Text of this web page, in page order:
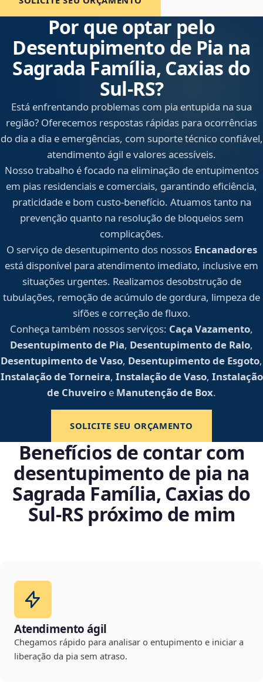
Por que optar pelo
Desentupimento de Pia na
Sagrada Família, Caxias do
Sul‑RS?
Está enfrentando problemas com pia entupida na sua
região? Oferecemos respostas rápidas para ocorrências
do dia a dia e emergências, com suporte técnico confiável,
atendimento ágil e valores acessíveis.
Nosso trabalho é focado na eliminação de entupimentos
em pias residenciais e comerciais, garantindo eficiência,
praticidade e bom custo-benefício. Atuamos tanto na
prevenção quanto na resolução de bloqueios sem
complicações.
O serviço de desentupimento dos nossos Encanadores
está disponível para atendimento imediato, inclusive em
situações urgentes. Realizamos desobstrução de
tubulações, remoção de acúmulo de gordura, limpeza de
sifões e correção de fluxo.
Conheça também nossos serviços: Caça Vazamento,
Desentupimento de Pia, Desentupimento de Ralo,
Desentupimento de Vaso, Desentupimento de Esgoto,
Instalação de Torneira, Instalação de Vaso, Instalação
de Chuveiro e Manutenção de Box.
SOLICITE SEU ORÇAMENTO
Benefícios de contar com
desentupimento de pia na
Sagrada Família, Caxias do
Sul‑RS próximo de mim
Atendimento ágil
Chegamos rápido para analisar o entupimento e iniciar a
liberação da pia sem atraso.